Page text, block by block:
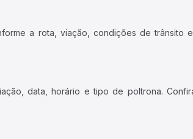
a rota, viação, condições de trânsito
data, horário e tipo de poltrona.